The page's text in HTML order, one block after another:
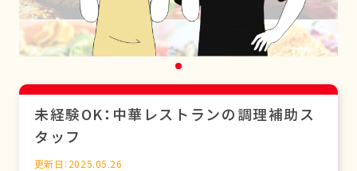
未経験OK：中華レストランの調理補助ス
タッフ
更新日：2025.05.26